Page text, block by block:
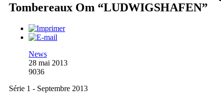
Tombereaux Om “LUDWIGSHAFEN”
News
28 mai 2013
9036
Série 1 - Septembre 2013